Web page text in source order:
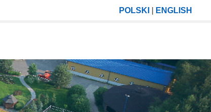
POLSKI | ENGLISH